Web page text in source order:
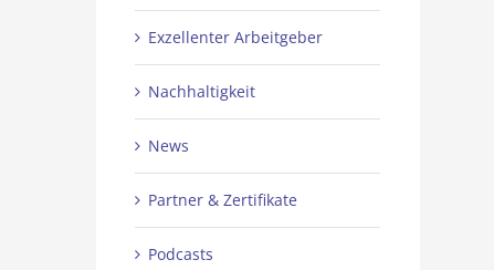
Exzellenter Arbeitgeber
Nachhaltigkeit
News
Partner & Zertifikate
Podcasts